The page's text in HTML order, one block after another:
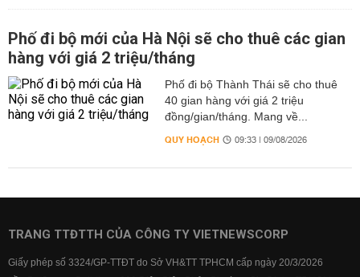
Phố đi bộ mới của Hà Nội sẽ cho thuê các gian
hàng với giá 2 triệu/tháng
Phố đi bộ Thành Thái sẽ cho thuê
40 gian hàng với giá 2 triệu
đồng/gian/tháng. Mang về...
QUY HOẠCH 09:33 | 09/08/2026
TRANG TTĐTTH CỦA CÔNG TY VIETNEWSCORP
Giấy phép số 3324/GP-TTĐT do Sở VH&TT TPHCM cấp ngày 20/3/2026